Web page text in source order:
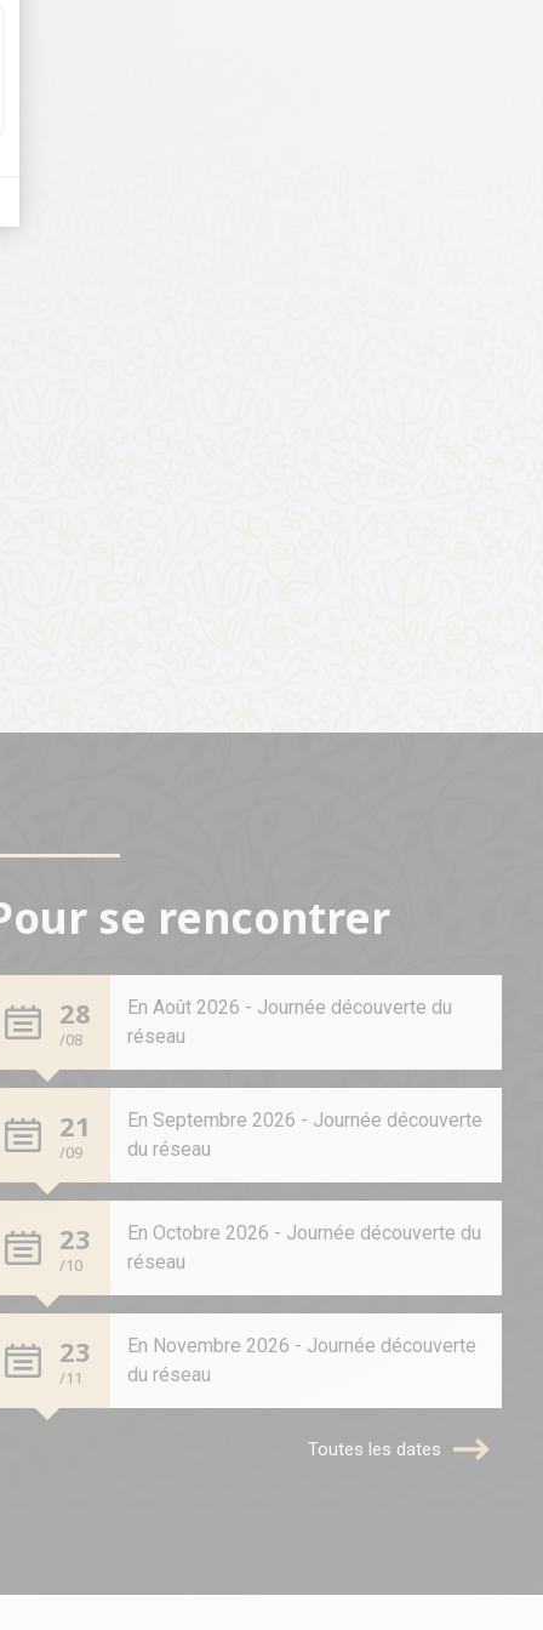
se rencontrer
28
/08
En Août 2026 - Journée découverte du
réseau
21
/09
En Septembre 2026 - Journée découverte
du réseau
23
/10
En Octobre 2026 - Journée découverte du
réseau
23
/11
En Novembre 2026 - Journée découverte
du réseau
Toutes les dates